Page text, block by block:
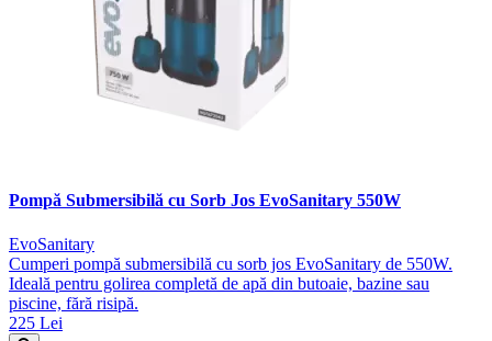
Pompă Submersibilă cu Sorb Jos EvoSanitary 550W
EvoSanitary
Cumperi pompă submersibilă cu sorb jos EvoSanitary de 550W.
Ideală pentru golirea completă de apă din butoaie, bazine sau
piscine, fără risipă.
225 Lei